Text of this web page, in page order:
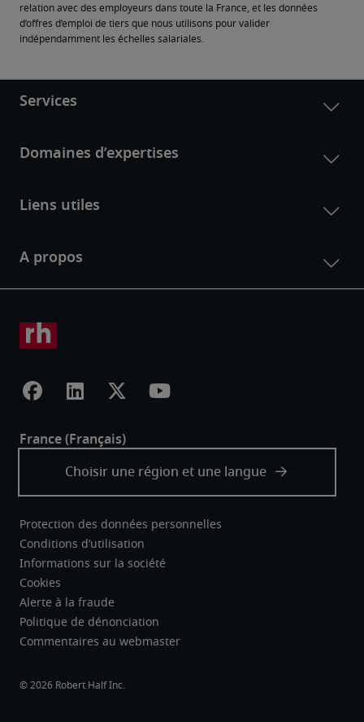
relation avec des employeurs dans toute la France, et les données
d’offres d’emploi de tiers que nous utilisons pour valider
indépendamment les échelles salariales.
Protection des données personnelles
Conditions d’utilisation
Informations sur la société
Cookies
Alerte à la fraude
Politique de dénonciation
Commentaires au webmaster